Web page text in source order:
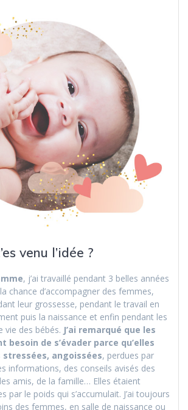
venu l’idée ?
, j’ai travaillé pendant 3 belles années
la chance d’accompagner des femmes,
leur grossesse, pendant le travail en
puis la naissance et enfin pendant les
vie des bébés. J’ai remarqué que les
besoin de s’évader parce qu’elles
angoissées, perdues par
informations, des conseils avisés des
amis, de la famille… Elles étaient
par le poids qui s’accumulait. J’ai toujours
des femmes, en salle de naissance ou